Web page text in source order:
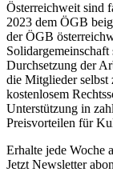
Österreichweit sind
2023 dem ÖGB
der ÖGB
Durchsetzung der
die Mitglieder selbst
kostenlosem
Unterstützung in
Preisvorteilen für
Erhalte jede Woche
Jetzt Newsletter